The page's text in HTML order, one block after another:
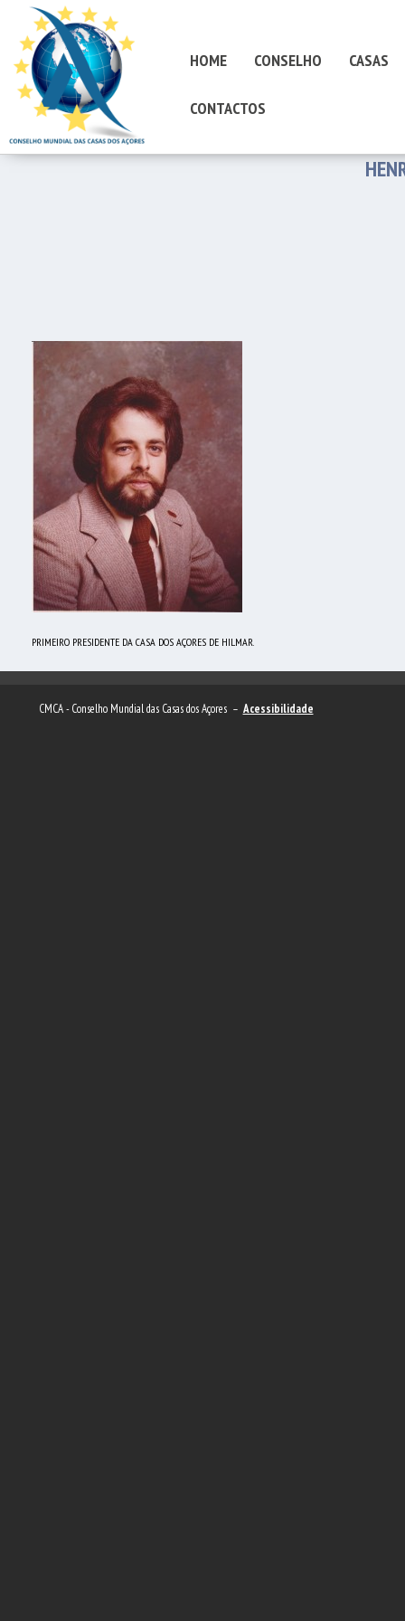
HOME CONSELHO CASAS
CONTACTOS
PRIMEIRO PRESIDENTE DA CASA DOS AÇORES DE HILMAR.
CMCA - Conselho Mundial das Casas dos Açores – Acessibilidade